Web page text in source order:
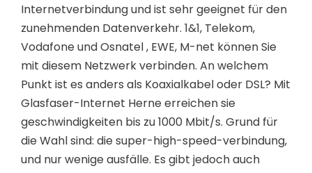
Internetverbindung und ist sehr geeignet für den
zunehmenden Datenverkehr. 1&1, Telekom,
Vodafone und Osnatel , EWE, M-net können Sie
mit diesem Netzwerk verbinden. An welchem
Punkt ist es anders als Koaxialkabel oder DSL? Mit
Glasfaser-Internet Herne erreichen sie
geschwindigkeiten bis zu 1000 Mbit/s. Grund für
die Wahl sind: die super-high-speed-verbindung,
und nur wenige ausfälle. Es gibt jedoch auch